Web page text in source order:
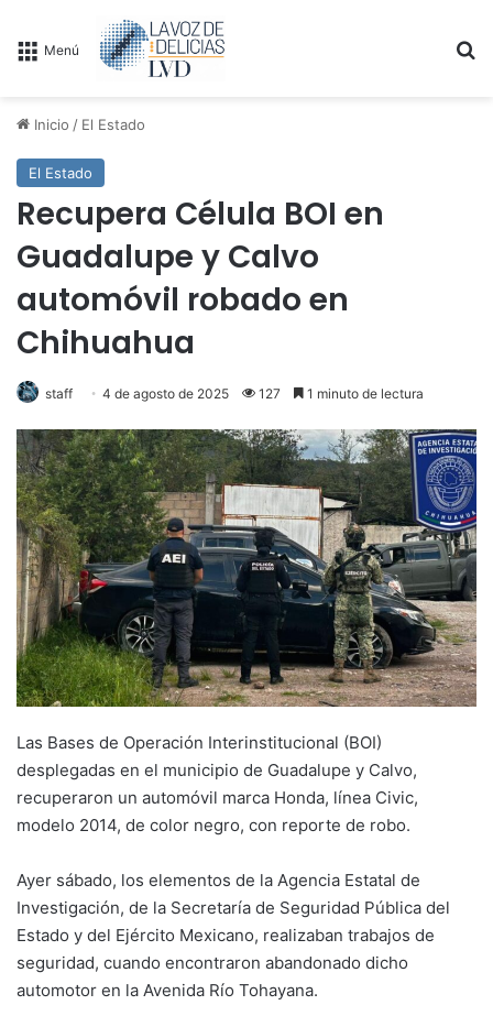
Menú
Inicio / El Estado
El Estado
Recupera Célula BOI en
Guadalupe y Calvo
automóvil robado en
Chihuahua
staff 4 de agosto de 2025 127 1 minuto de lectura
Las Bases de Operación Interinstitucional (BOI)
desplegadas en el municipio de Guadalupe y Calvo,
recuperaron un automóvil marca Honda, línea Civic,
modelo 2014, de color negro, con reporte de robo.
Ayer sábado, los elementos de la Agencia Estatal de
Investigación, de la Secretaría de Seguridad Pública del
Estado y del Ejército Mexicano, realizaban trabajos de
seguridad, cuando encontraron abandonado dicho
automotor en la Avenida Río Tohayana.